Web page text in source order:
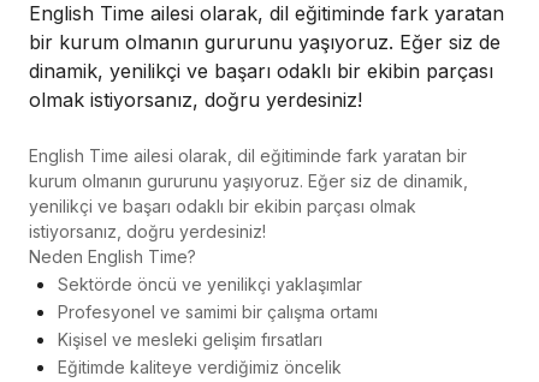
English Time ailesi olarak, dil eğitiminde fark yaratan
bir kurum olmanın gururunu yaşıyoruz. Eğer siz de
dinamik, yenilikçi ve başarı odaklı bir ekibin parçası
olmak istiyorsanız, doğru yerdesiniz!
English Time ailesi olarak, dil eğitiminde fark yaratan bir
kurum olmanın gururunu yaşıyoruz. Eğer siz de dinamik,
yenilikçi ve başarı odaklı bir ekibin parçası olmak
istiyorsanız, doğru yerdesiniz!
Neden English Time?
Sektörde öncü ve yenilikçi yaklaşımlar
Profesyonel ve samimi bir çalışma ortamı
Kişisel ve mesleki gelişim fırsatları
Eğitimde kaliteye verdiğimiz öncelik